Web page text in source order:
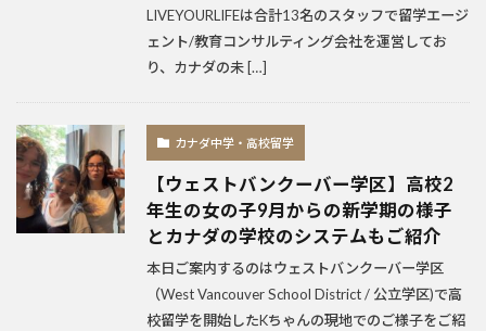
LIVEYOURLIFEは合計13名のスタッフで留学エージ
ェント/教育コンサルティング会社を運営してお
り、カナダの未 […]
カナダ中学・高校留学
【ウェストバンクーバー学区】高校2
年生の女の子9月からの新学期の様子
とカナダの学校のシステムもご紹介
本日ご案内するのはウェストバンクーバー学区
（West Vancouver School District / 公立学区)で高
校留学を開始したKちゃんの現地でのご様子をご紹